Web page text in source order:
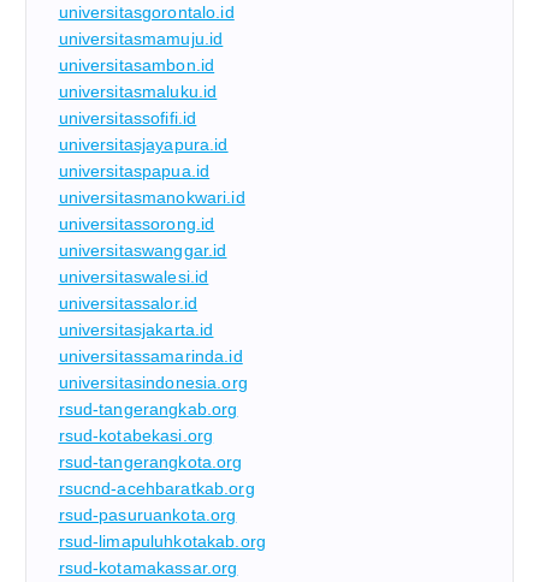
universitasgorontalo.id
universitasmamuju.id
universitasambon.id
universitasmaluku.id
universitassofifi.id
universitasjayapura.id
universitaspapua.id
universitasmanokwari.id
universitassorong.id
universitaswanggar.id
universitaswalesi.id
universitassalor.id
universitasjakarta.id
universitassamarinda.id
universitasindonesia.org
rsud-tangerangkab.org
rsud-kotabekasi.org
rsud-tangerangkota.org
rsucnd-acehbaratkab.org
rsud-pasuruankota.org
rsud-limapuluhkotakab.org
rsud-kotamakassar.org